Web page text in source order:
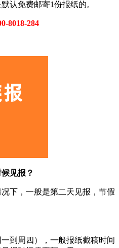
认免费邮寄1份报纸的。
8018-284
见报？
下，一般是第二天见报，节假
到周四），一般报纸截稿时间